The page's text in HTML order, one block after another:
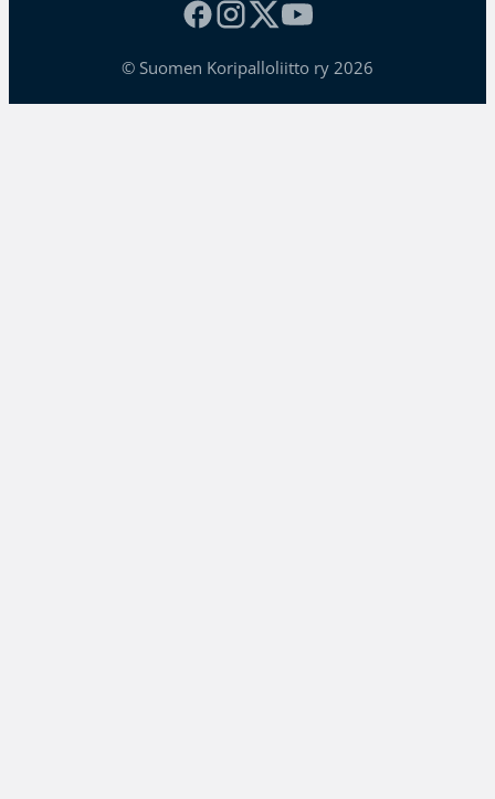
© Suomen Koripalloliitto ry 2026